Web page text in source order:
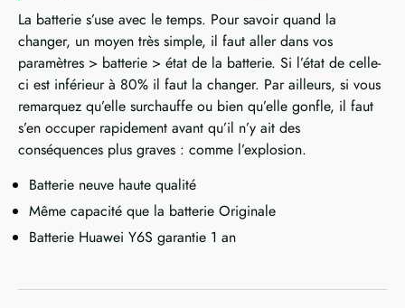
La batterie s’use avec le temps. Pour savoir quand la
changer, un moyen très simple, il faut aller dans vos
paramètres > batterie > état de la batterie. Si l’état de celle-
ci est inférieur à 80% il faut la changer. Par ailleurs, si vous
remarquez qu’elle surchauffe ou bien qu’elle gonfle, il faut
s’en occuper rapidement avant qu’il n’y ait des
conséquences plus graves : comme l’explosion.
Batterie neuve haute qualité
Même capacité que la batterie Originale
Batterie Huawei Y6S garantie 1 an